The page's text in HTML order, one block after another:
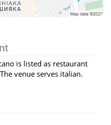
is listed as restaurant
venue serves italian.